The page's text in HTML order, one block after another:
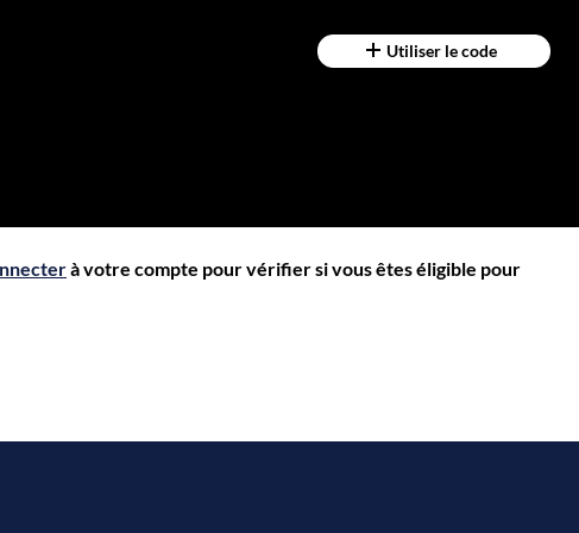
Utiliser le code
à votre compte pour vérifier si vous êtes éligible pour